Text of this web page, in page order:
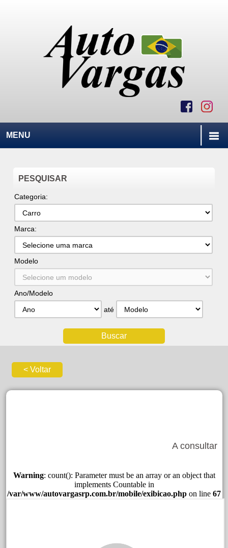
MENU
PESQUISAR
Categoria:
Marca:
Modelo
Ano/Modelo
até
A consultar
Warning: count(): Parameter must be an array or an object that
implements Countable in
/var/www/autovargasrp.com.br/mobile/exibicao.php on line 67